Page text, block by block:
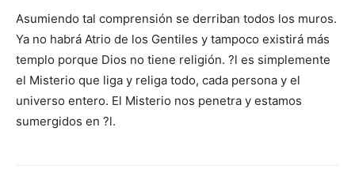
Asumiendo tal comprensión se derriban todos los muros.
Ya no habrá Atrio de los Gentiles y tampoco existirá más
templo porque Dios no tiene religión. ?l es simplemente
el Misterio que liga y religa todo, cada persona y el
universo entero. El Misterio nos penetra y estamos
sumergidos en ?l.